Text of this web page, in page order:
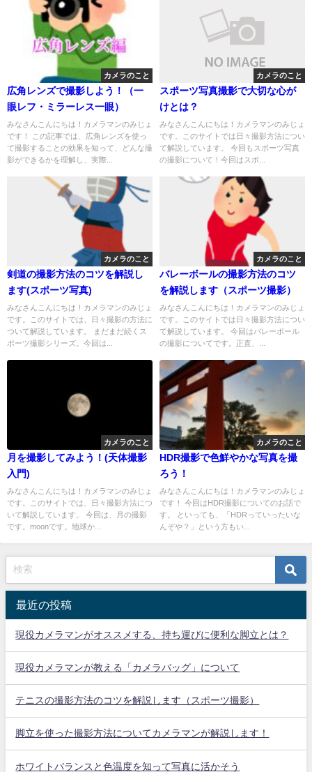
カメラのこと
広角レンズで撮影しよう！（一
眼レフ・ミラーレス一眼）
みなさんこんにちは！カメラマンのみじょ
です！ この記事では、広角レンズを使っ
て撮影することの効果を知って、どんな撮
影ができるかを理解し、実際...
カメラのこと
スポーツ写真撮影で大切な心が
けとは？
みなさんこんにちは！カメラマンのみじょ
です。このサイトでは日々撮影方法につい
て解説しています。 今回もスポーツ写真
の撮影について！今回はスポ...
カメラのこと
剣道の撮影方法のコツを解説し
ます(スポーツ写真)
みなさんこんにちは！カメラマンのみじょ
です。このサイトでは、日々撮影の方法に
ついて解説しています。 まだまだ続くス
ポーツ撮影シリーズ。今回は...
カメラのこと
バレーボールの撮影方法のコツ
を解説します（スポーツ撮影）
みなさんこんにちは！カメラマンのみじょ
です。このサイトでは日々撮影方法につい
て解説しています。 今回はバレーボール
の撮影についてです。正直、...
カメラのこと
月を撮影してみよう！(天体撮影
入門)
みなさんこんにちは！カメラマンのみじょ
です。このサイトでは、日々撮影方法につ
いて解説しています。 今回は、月の撮影
です。moonです。地球か...
カメラのこと
HDR撮影で色鮮やかな写真を撮
ろう！
みなさんこんにちは！カメラマンのみじょ
です！ 今回はHDR撮影についてのお話で
す。 といっても、「HDRっていったいな
んぞや？」という方もい...
最近の投稿
現役カメラマンがオススメする、持ち運びに便利な脚立とは？
現役カメラマンが教える「カメラバッグ」について
テニスの撮影方法のコツを解説します（スポーツ撮影）
脚立を使った撮影方法についてカメラマンが解説します！
ホワイトバランスと色温度を知って写真に活かそう